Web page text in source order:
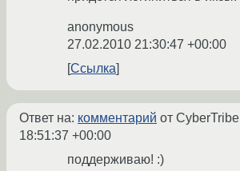
anonymous
27.02.2010 21:30:47 +00:00
Ссылка
Ответ на: комментарий от CyberTribe
18:51:37 +00:00
поддерживаю! :)